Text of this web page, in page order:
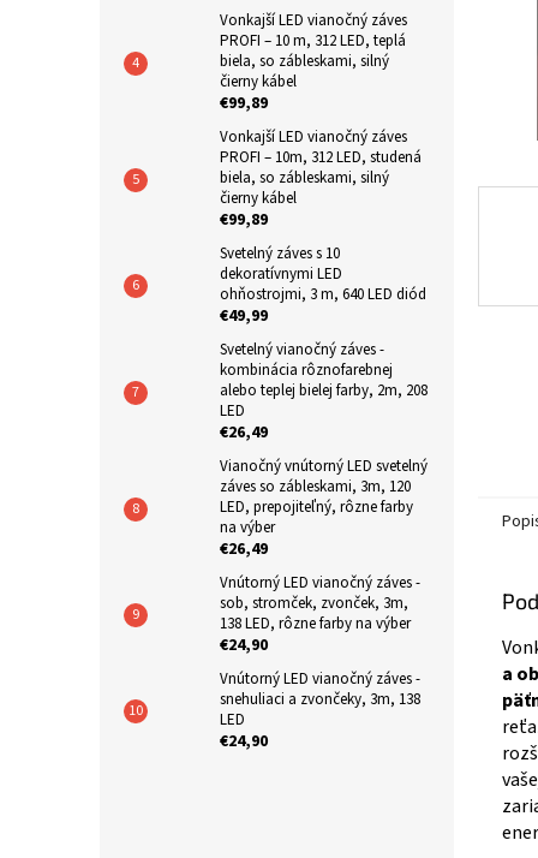
Vonkajší LED vianočný záves
PROFI – 10 m, 312 LED, teplá
biela, so zábleskami, silný
čierny kábel
€99,89
Vonkajší LED vianočný záves
PROFI – 10m, 312 LED, studená
biela, so zábleskami, silný
čierny kábel
€99,89
Svetelný záves s 10
dekoratívnymi LED
ohňostrojmi, 3 m, 640 LED diód
€49,99
Svetelný vianočný záves -
kombinácia rôznofarebnej
alebo teplej bielej farby, 2m, 208
LED
€26,49
Vianočný vnútorný LED svetelný
záves so zábleskami, 3m, 120
LED, prepojiteľný, rôzne farby
na výber
€26,49
Vnútorný LED vianočný záves -
sob, stromček, zvonček, 3m,
138 LED, rôzne farby na výber
€24,90
Vnútorný LED vianočný záves -
snehuliaci a zvončeky, 3m, 138
LED
€24,90
a